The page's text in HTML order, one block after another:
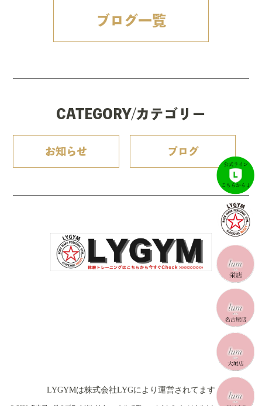
ブログ一覧
CATEGORY/カテゴリー
お知らせ ブログ
LYGYMは株式会社LYGにより運営されてます